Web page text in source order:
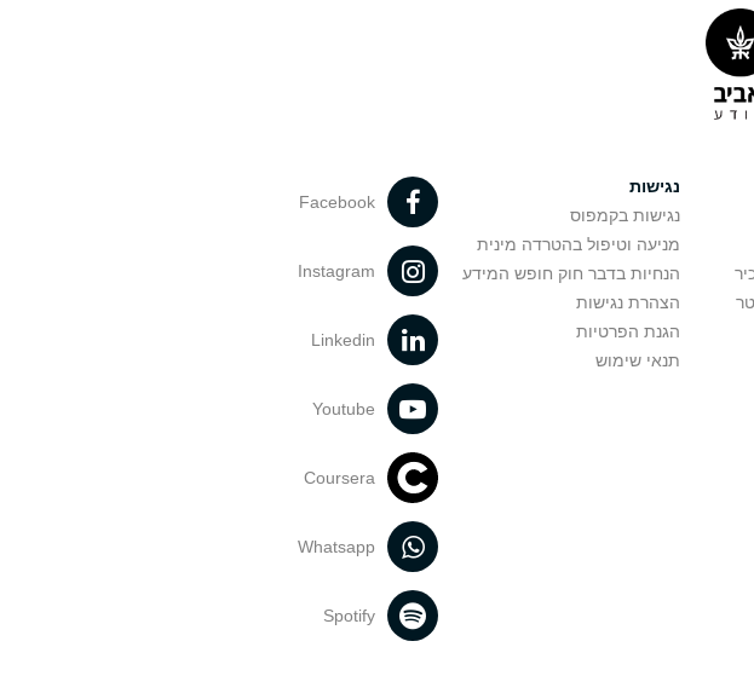
נגישות
נגישות בקמפוס
מניעה וטיפול בהטרדה מינית
הנחיות בדבר חוק חופש המידע
הצהרת נגישות
הגנת הפרטיות
תנאי שימוש
Facebook
Instagram
Linkedin
Youtube
Coursera
Whatsapp
Spotify